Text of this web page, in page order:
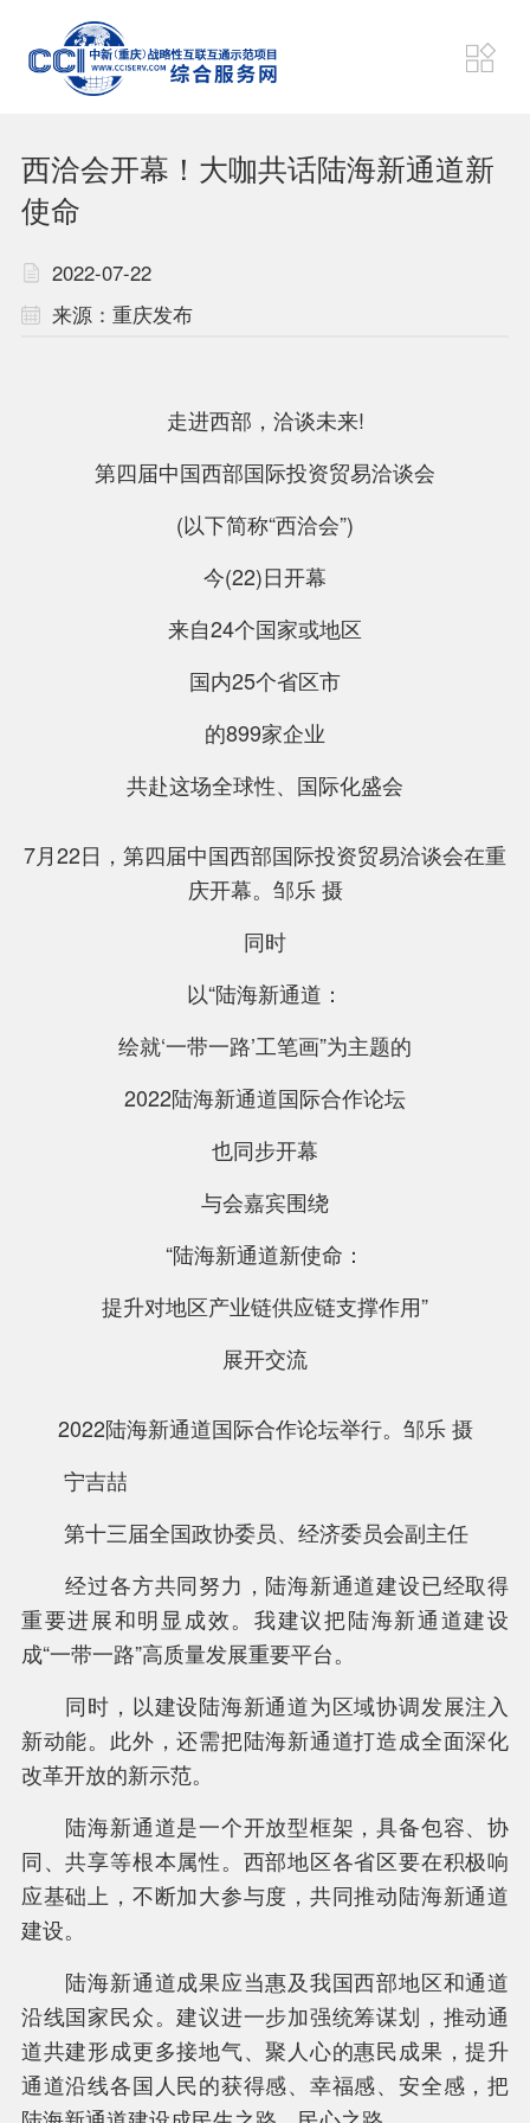
财经要闻
东盟资讯
战略
项目
中新互联互通项目是什么？
西洽会开幕！大咖共话陆海新通道新
使命
2022-07-22
来源：重庆发布
走进西部，洽谈未来!
第四届中国西部国际投资贸易洽谈会
(以下简称“西洽会”)
今(22)日开幕
来自24个国家或地区
国内25个省区市
的899家企业
共赴这场全球性、国际化盛会
7月22日，第四届中国西部国际投资贸易洽谈会在重
庆开幕。邹乐 摄
同时
以“陆海新通道：
绘就‘一带一路’工笔画”为主题的
2022陆海新通道国际合作论坛
也同步开幕
与会嘉宾围绕
“陆海新通道新使命：
提升对地区产业链供应链支撑作用”
展开交流
2022陆海新通道国际合作论坛举行。邹乐 摄
宁吉喆
第十三届全国政协委员、经济委员会副主任
经过各方共同努力，陆海新通道建设已经取得
重要进展和明显成效。我建议把陆海新通道建设
成“一带一路”高质量发展重要平台。
同时，以建设陆海新通道为区域协调发展注入
新动能。此外，还需把陆海新通道打造成全面深化
改革开放的新示范。
陆海新通道是一个开放型框架，具备包容、协
同、共享等根本属性。西部地区各省区要在积极响
应基础上，不断加大参与度，共同推动陆海新通道
建设。
陆海新通道成果应当惠及我国西部地区和通道
沿线国家民众。建议进一步加强统筹谋划，推动通
道共建形成更多接地气、聚人心的惠民成果，提升
通道沿线各国人民的获得感、幸福感、安全感，把